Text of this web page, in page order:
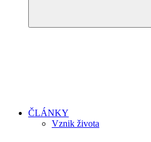
ČLÁNKY
Vznik života